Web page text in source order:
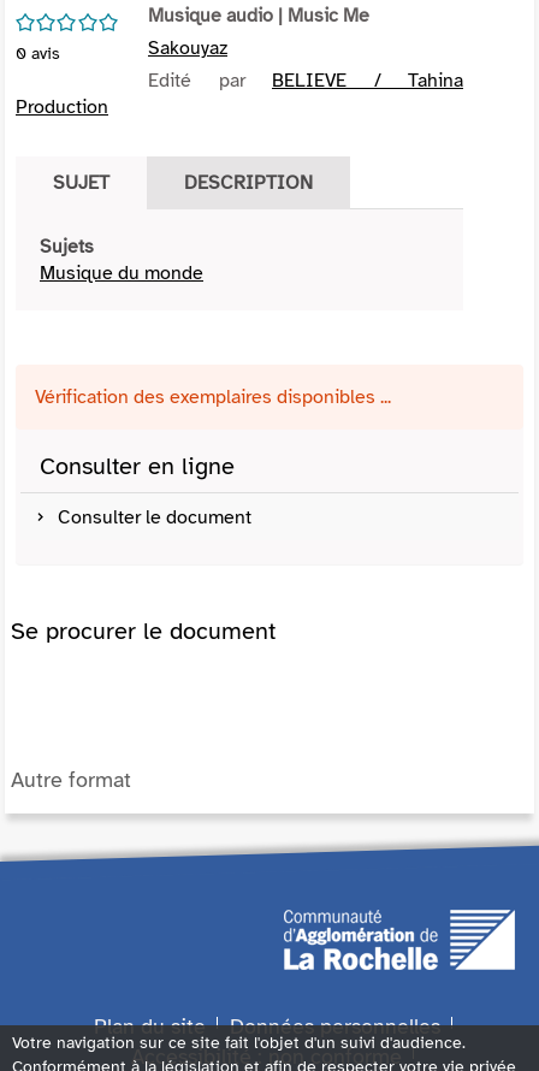
/5
0 avis
Musique audio | Music Me
Sakouyaz
Edité par BELIEVE / Tahina
Production
SUJET DESCRIPTION
Sujets
Musique du monde
Vérification des exemplaires disponibles ...
Consulter en ligne
Consulter le document
Se procurer le document
Autre format
Plan du site
Données personnelles
Accessibilité : non conforme
Votre navigation sur ce site fait l'objet d'un suivi d'audience.
Conformément à la législation et afin de respecter votre vie privée,